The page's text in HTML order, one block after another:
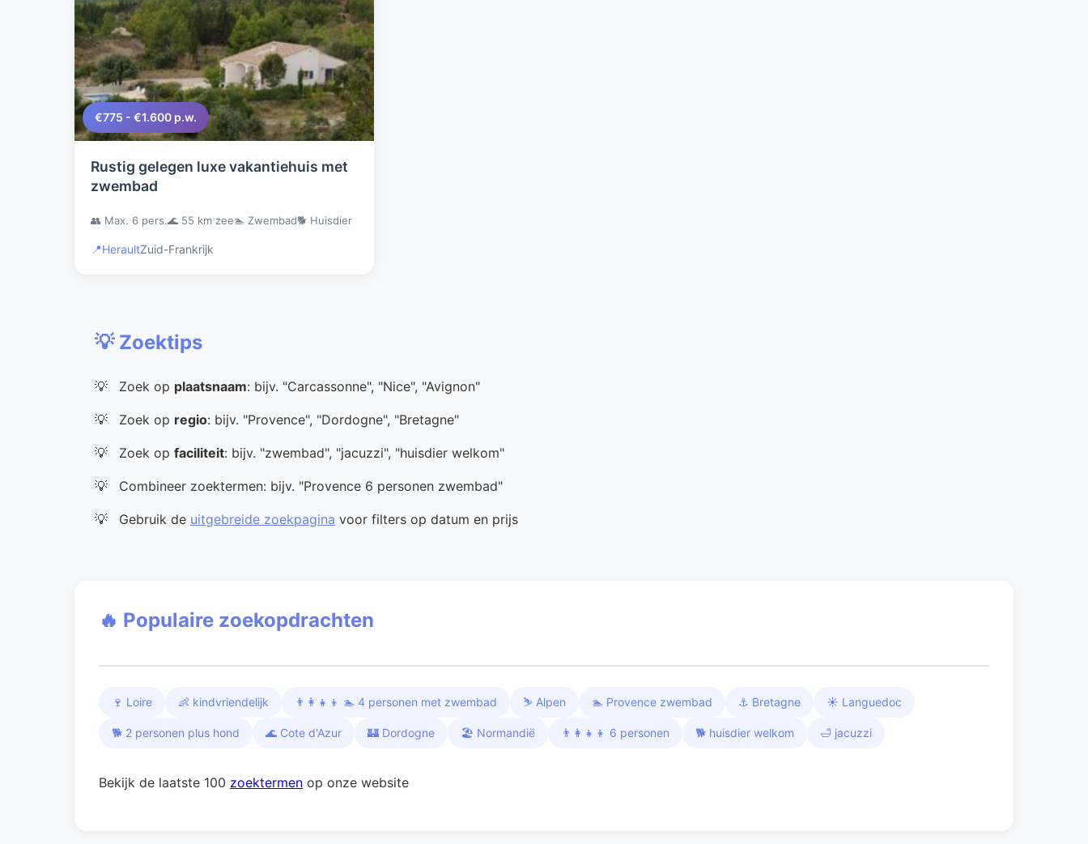
€775 - €1.600 p.w.
Rustig gelegen luxe vakantiehuis met
zwembad
👥 Max. 6 pers.🌊 55 km zee🏊 Zwembad🐕 Huisdier
📍HeraultZuid-Frankrijk
💡 Zoektips
Zoek op plaatsnaam: bijv. "Carcassonne", "Nice", "Avignon"
Zoek op regio: bijv. "Provence", "Dordogne", "Bretagne"
Zoek op faciliteit: bijv. "zwembad", "jacuzzi", "huisdier welkom"
Combineer zoektermen: bijv. "Provence 6 personen zwembad"
Gebruik de uitgebreide zoekpagina voor filters op datum en prijs
🔥 Populaire zoekopdrachten
🍷 Loire 👶 kindvriendelijk 👨‍👩‍👧‍👦 🏊 4 personen met zwembad ⛷️ Alpen 🏊 Provence zwembad ⚓ Bretagne ☀️ Languedoc
🐕 2 personen plus hond 🌊 Cote d'Azur 🏰 Dordogne 🏖️ Normandië 👨‍👩‍👧‍👦 6 personen 🐕 huisdier welkom 🛁 jacuzzi
Bekijk de laatste 100 zoektermen op onze website